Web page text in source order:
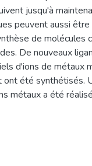
jusqu'à
peuvent aussi
de molécules
De nouveaux
d'ions de métaux
ont été synthétisés.
métaux a été